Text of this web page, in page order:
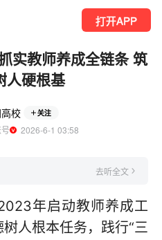
打开APP
实教师养成全链条 筑
人硬根基
校 关注
  2026-6-1 03:58
去听全文
年启动教师养成工
人根本任务，践行“三